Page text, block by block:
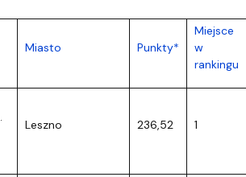
Miasto Punkty*
Miejsce
w
rankingu
Leszno 236,52 1